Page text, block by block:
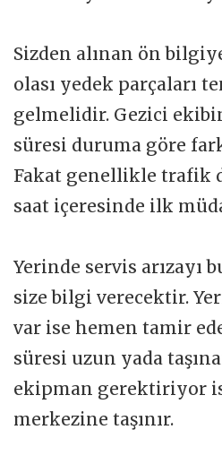
Sizden alınan ön
olası yedek parçaları
gelmelidir. Gezici
süresi duruma göre
Fakat genellikle trafik
saat içeresinde ilk
Yerinde servis arızayı
size bilgi verecektir.
var ise hemen tamir
süresi uzun yada
ekipman gerektiriyor
merkezine taşınır.